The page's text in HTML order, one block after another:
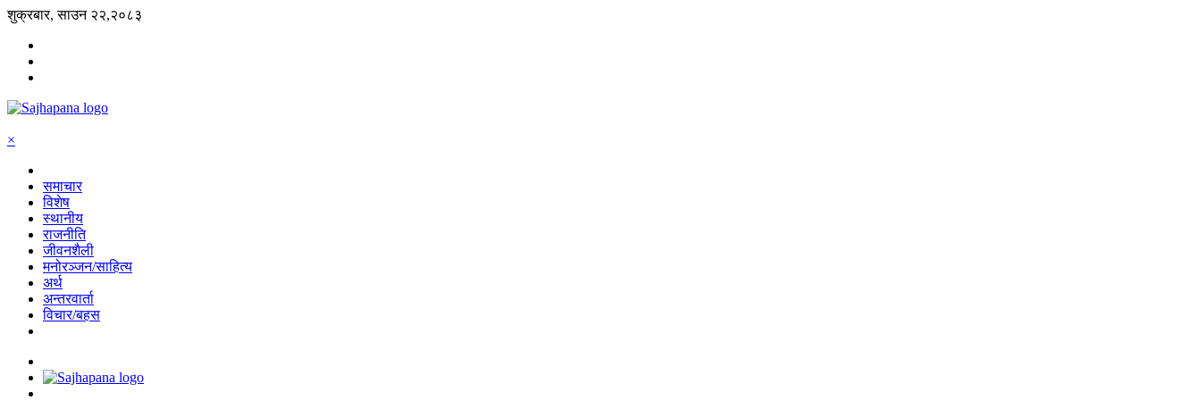
शुक्रबार, साउन २२,२०८३
×
समाचार
विशेष
स्थानीय
राजनीति
जीवनशैली
मनोरञ्जन/साहित्य
अर्थ
अन्तरवार्ता
विचार/बहस